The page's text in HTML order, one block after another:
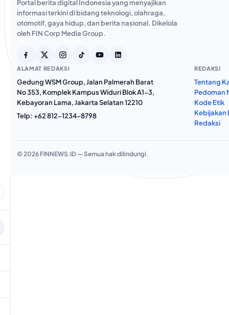
Portal berita digital Indonesia yang menyajikan
informasi terkini di bidang teknologi, olahraga,
otomotif, gaya hidup, dan berita nasional. Dikelola
oleh FIN Corp Media Group.
ALAMAT REDAKSI
Gedung WSM Group, Jalan Palmerah Barat
No 353, Komplek Kampus Widuri Blok A1-3,
Kebayoran Lama, Jakarta Selatan 12210
Telp: +62 812-1234-8798
REDAKSI
Tentang
Pedoman
Kode Etik
Kebijakan
Redaksi
© 2026 FINNEWS.ID — Semua hak dilindungi.